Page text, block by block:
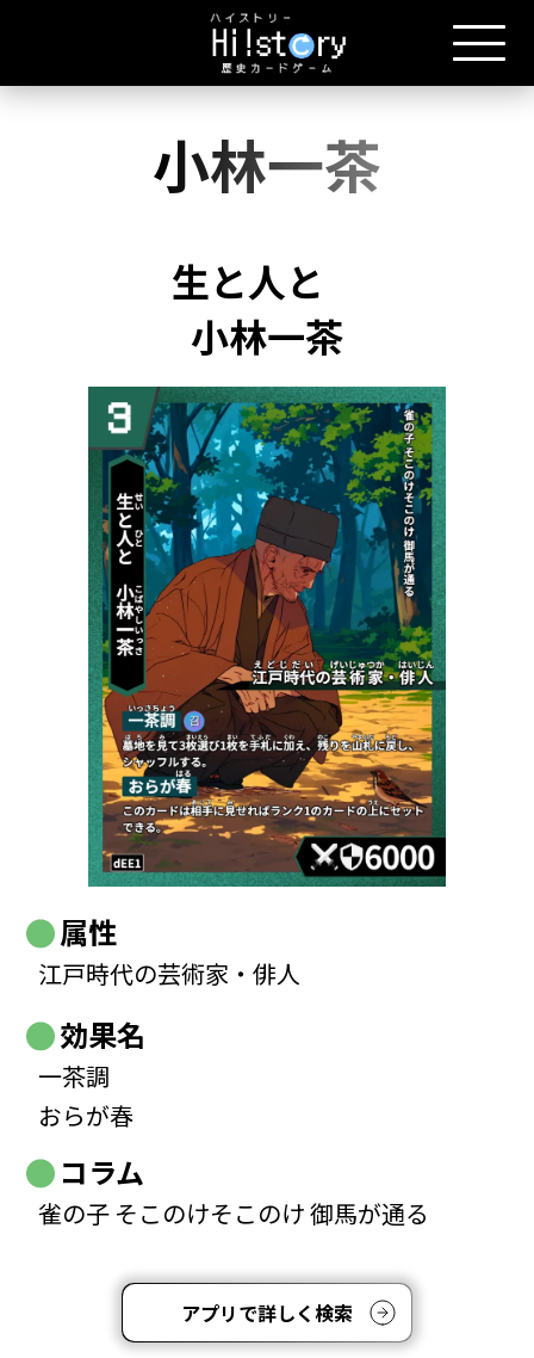
小林一茶
生と人と
小林一茶
属性
江戸時代の芸術家・俳人
効果名
一茶調
おらが春
コラム
雀の子 そこのけそこのけ 御馬が通る
アプリで詳しく検索